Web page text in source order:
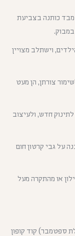
מבד כותנה בצביעת
וישתלב מצויין
צורתן, הן מעט
חדש, ולעיצוב
על גבי קרטון חום
או מהתקרה מעל
בתחילת ספטמבר) קוד קופון